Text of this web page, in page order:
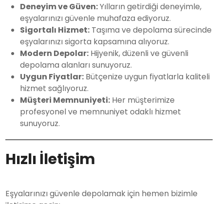
Deneyim ve Güven:Yılların getirdiği deneyimle,
eşyalarınızı güvenle muhafaza ediyoruz.
Sigortalı Hizmet: Taşıma ve depolama sürecinde
eşyalarınızı sigorta kapsamına alıyoruz.
Modern Depolar: Hijyenik, düzenli ve güvenli
depolama alanları sunuyoruz.
Uygun Fiyatlar: Bütçenize uygun fiyatlarla kaliteli
hizmet sağlıyoruz.
Müşteri Memnuniyeti: Her müşterimize
profesyonel ve memnuniyet odaklı hizmet
sunuyoruz.
Hızlı İletişim
Eşyalarınızı güvenle depolamak için hemen bizimle